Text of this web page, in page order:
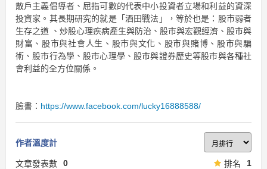
散戶主義倡導者、屈指可數的代表中小投資者立場和利益的資深
投資家。其長期研究的就是「酒田戰法」，等於也是：股市弱者
生存之道 、炒股心理疾病產生與防治、股市與宏觀經濟、股市與
財富、股市與社會人生、股市與文化、股市與賭博、股市與騙
術、股市行為學、股市心理學、股市與證券歷史等股市與各種社
會利益的全方位關係。
臉書： https://www.facebook.com/lucky16888588/
作者溫度計
文章發表數 0 排名 1